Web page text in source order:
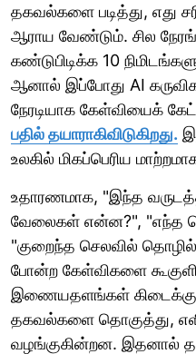
தகவல்களை படித்து, எது
ஆராய வேண்டும். சில
கண்டுபிடிக்க 10
ஆனால் இப்போது AI
நேரடியாக கேள்வியைக்
பதில் தயாராகிவிடுகிறது.
உலகில் மிகப்பெரிய
உதாரணமாக, "இந்த
வேலைகள் என்ன?", "எந்த
"குறைந்த செலவில்
போன்ற கேள்விகளை
இணையதளங்கள்
தகவல்களை தொகுத்து,
வழங்குகின்றன. இதனால்